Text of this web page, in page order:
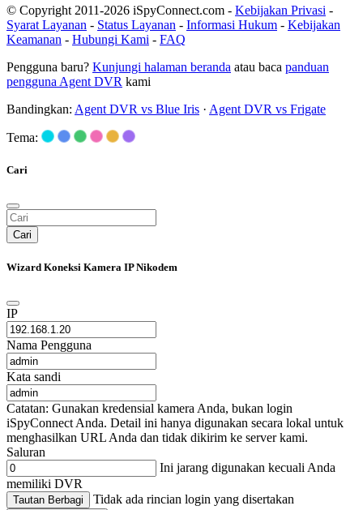
© Copyright 2011-2026 iSpyConnect.com - Kebijakan Privasi -
Syarat Layanan - Status Layanan - Informasi Hukum - Kebijakan
Keamanan - Hubungi Kami - FAQ
Pengguna baru? Kunjungi halaman beranda atau baca panduan
pengguna Agent DVR kami
Bandingkan: Agent DVR vs Blue Iris · Agent DVR vs Frigate
Tema:
Cari
Cari
Wizard Koneksi Kamera IP Nikodem
IP
Nama Pengguna
Kata sandi
Catatan: Gunakan kredensial kamera Anda, bukan login
iSpyConnect Anda. Detail ini hanya digunakan secara lokal untuk
menghasilkan URL Anda dan tidak dikirim ke server kami.
Saluran
Ini jarang digunakan kecuali Anda
memiliki DVR
Tautan Berbagi Tidak ada rincian login yang disertakan